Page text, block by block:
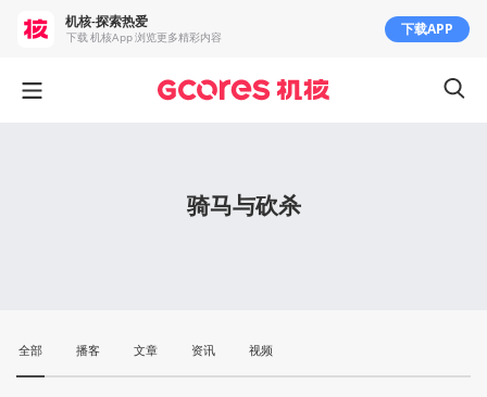
骑马与砍杀
全部 播客 文章 资讯 视频
机核-探索热爱
下载 机核App 浏览更多精彩内容 下载APP